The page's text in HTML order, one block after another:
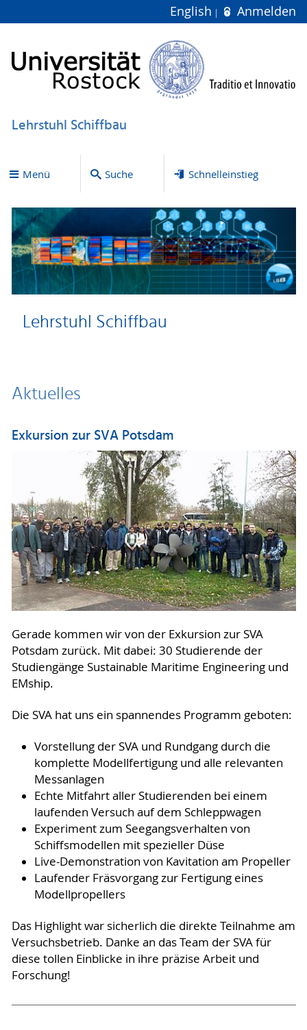
English Anmelden
Lehrstuhl Schiffbau
Menü Suche Schnelleinstieg
Lehrstuhl Schiffbau
Aktuelles
Exkursion zur SVA Potsdam
Gerade kommen wir von der Exkursion zur SVA
Potsdam zurück. Mit dabei: 30 Studierende der
Studiengänge Sustainable Maritime Engineering und
EMship.
Die SVA hat uns ein spannendes Programm geboten:
Vorstellung der SVA und Rundgang durch die
komplette Modellfertigung und alle relevanten
Messanlagen
Echte Mitfahrt aller Studierenden bei einem
laufenden Versuch auf dem Schleppwagen
Experiment zum Seegangsverhalten von
Schiffsmodellen mit spezieller Düse
Live-Demonstration von Kavitation am Propeller
Laufender Fräsvorgang zur Fertigung eines
Modellpropellers
Das Highlight war sicherlich die direkte Teilnahme am
Versuchsbetrieb. Danke an das Team der SVA für
diese tollen Einblicke in ihre präzise Arbeit und
Forschung!